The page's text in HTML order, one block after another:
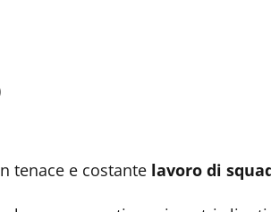
tenace e costante lavoro di